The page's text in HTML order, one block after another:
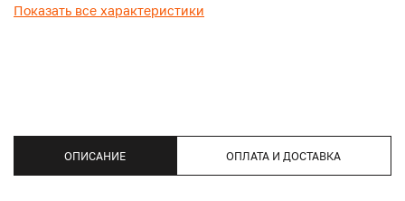
Показать все характеристики
ОПИСАНИЕ ОПЛАТА И ДОСТАВКА